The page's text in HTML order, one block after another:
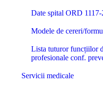
Date spital ORD
Modele de cereri/
Lista tuturor funcțiilor
profesionale conf.
Servicii medicale